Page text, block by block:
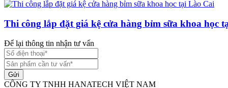
Thi công lắp đặt giá kệ cửa hàng bỉm sữa khoa học
Để lại thông tin nhận tư vấn
Gửi
CÔNG TY TNHH HANATECH VIỆT NAM